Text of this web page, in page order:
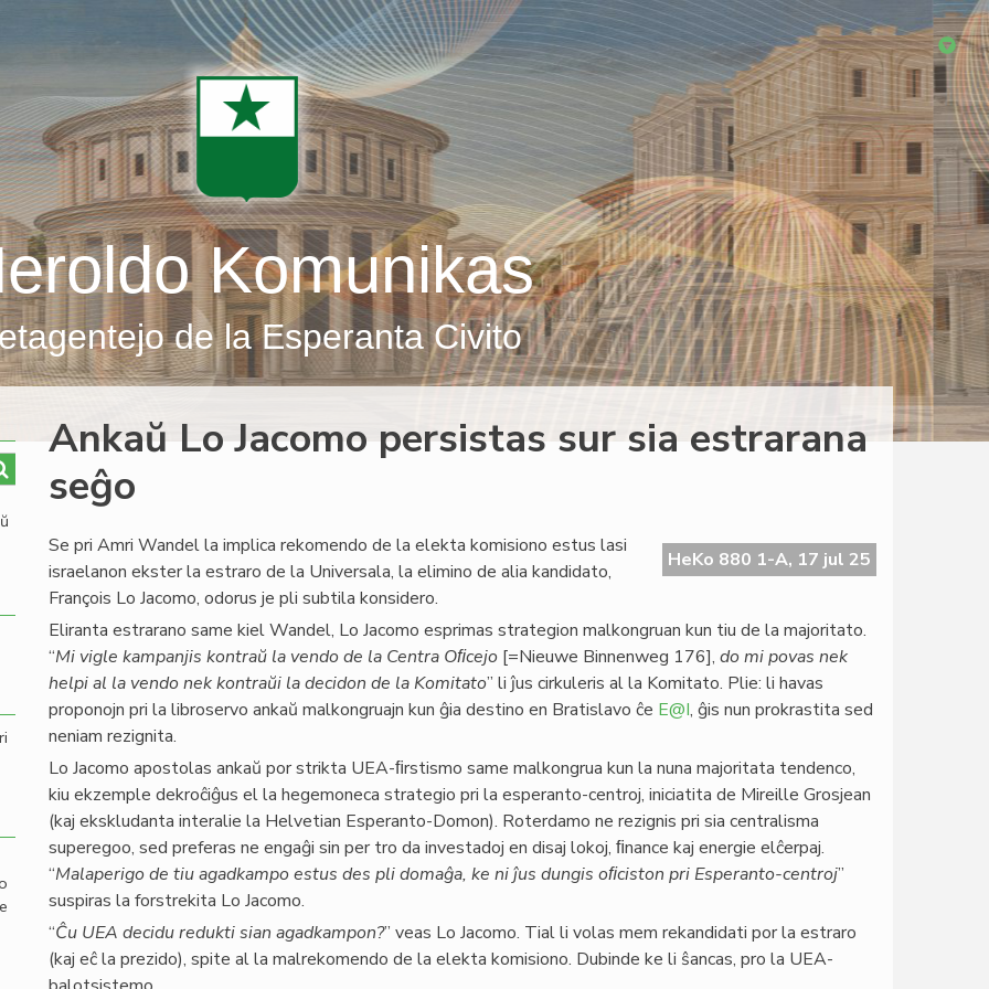
Komunikas
de la Esperanta Civito
Ankaŭ Lo Jacomo persistas sur sia estrarana
seĝo
HeKo 880 1-A, 17 jul 25
Se pri Amri Wandel la implica rekomendo de la elekta komisiono estus lasi
israelanon ekster la estraro de la Universala, la elimino de alia kandidato,
François Lo Jacomo, odorus je pli subtila konsidero.
Eliranta estrarano same kiel Wandel, Lo Jacomo esprimas strategion malkongruan kun tiu de la majoritato.
“Mi vigle kampanjis kontraŭ la vendo de la Centra Oﬁcejo [=Nieuwe Binnenweg 176], do mi povas nek
helpi al la vendo nek kontraŭi la decidon de la Komitato” li ĵus cirkuleris al la Komitato. Plie: li havas
proponojn pri la libroservo ankaŭ malkongruajn kun ĝia destino en Bratislavo ĉe E@I, ĝis nun prokrastita sed
neniam rezignita.
Lo Jacomo apostolas ankaŭ por strikta UEA-ﬁrstismo same malkongrua kun la nuna majoritata tendenco,
kiu ekzemple dekroĉiĝus el la hegemoneca strategio pri la esperanto-centroj, iniciatita de Mireille Grosjean
(kaj ekskludanta interalie la Helvetian Esperanto-Domon). Roterdamo ne rezignis pri sia centralisma
superegoo, sed preferas ne engaĝi sin per tro da investadoj en disaj lokoj, ﬁnance kaj energie elĉerpaj.
“Malaperigo de tiu agadkampo estus des pli domaĝa, ke ni ĵus dungis oﬁciston pri Esperanto-centroj”
suspiras la forstrekita Lo Jacomo.
“Ĉu UEA decidu redukti sian agadkampon?” veas Lo Jacomo. Tial li volas mem rekandidati por la estraro
(kaj eĉ la prezido), spite al la malrekomendo de la elekta komisiono. Dubinde ke li ŝancas, pro la UEA-